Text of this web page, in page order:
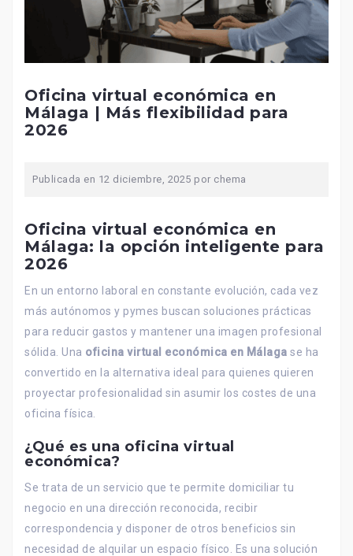
Oficina virtual económica en
Málaga | Más flexibilidad para
2026
Publicada en 12 diciembre, 2025 por chema
Oficina virtual económica en
Málaga: la opción inteligente para
2026
En un entorno laboral en constante evolución, cada vez
más autónomos y pymes buscan soluciones prácticas
para reducir gastos y mantener una imagen profesional
sólida. Una oficina virtual económica en Málaga se ha
convertido en la alternativa ideal para quienes quieren
proyectar profesionalidad sin asumir los costes de una
oficina física.
¿Qué es una oficina virtual
económica?
Se trata de un servicio que te permite domiciliar tu
negocio en una dirección reconocida, recibir
correspondencia y disponer de otros beneficios sin
necesidad de alquilar un espacio físico. Es una solución